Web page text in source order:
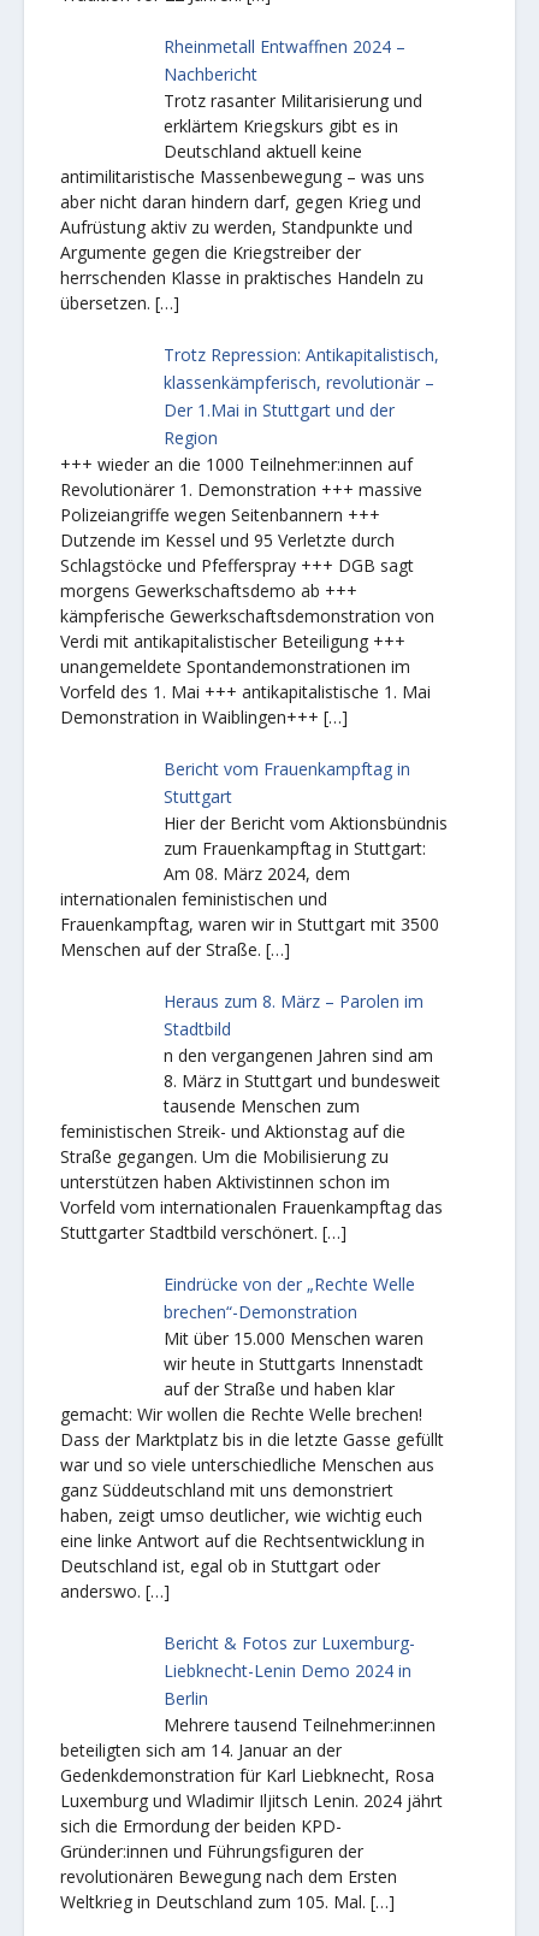
Rheinmetall Entwaffnen 2024 –
Nachbericht
Trotz rasanter Militarisierung und
erklärtem Kriegskurs gibt es in
Deutschland aktuell keine
antimilitaristische Massenbewegung – was uns
aber nicht daran hindern darf, gegen Krieg und
Aufrüstung aktiv zu werden, Standpunkte und
Argumente gegen die Kriegstreiber der
herrschenden Klasse in praktisches Handeln zu
übersetzen. […]
Trotz Repression: Antikapitalistisch,
klassenkämpferisch, revolutionär –
Der 1.Mai in Stuttgart und der
Region
+++ wieder an die 1000 Teilnehmer:innen auf
Revolutionärer 1. Demonstration +++ massive
Polizeiangriffe wegen Seitenbannern +++
Dutzende im Kessel und 95 Verletzte durch
Schlagstöcke und Pfefferspray +++ DGB sagt
morgens Gewerkschaftsdemo ab +++
kämpferische Gewerkschaftsdemonstration von
Verdi mit antikapitalistischer Beteiligung +++
unangemeldete Spontandemonstrationen im
Vorfeld des 1. Mai +++ antikapitalistische 1. Mai
Demonstration in Waiblingen+++ […]
Bericht vom Frauenkampftag in
Stuttgart
Hier der Bericht vom Aktionsbündnis
zum Frauenkampftag in Stuttgart:
Am 08. März 2024, dem
internationalen feministischen und
Frauenkampftag, waren wir in Stuttgart mit 3500
Menschen auf der Straße. […]
Heraus zum 8. März – Parolen im
Stadtbild
n den vergangenen Jahren sind am
8. März in Stuttgart und bundesweit
tausende Menschen zum
feministischen Streik- und Aktionstag auf die
Straße gegangen. Um die Mobilisierung zu
unterstützen haben Aktivistinnen schon im
Vorfeld vom internationalen Frauenkampftag das
Stuttgarter Stadtbild verschönert.[…]
Eindrücke von der „Rechte Welle
brechen“-Demonstration
Mit über 15.000 Menschen waren
wir heute in Stuttgarts Innenstadt
auf der Straße und haben klar
gemacht: Wir wollen die Rechte Welle brechen!
Dass der Marktplatz bis in die letzte Gasse gefüllt
war und so viele unterschiedliche Menschen aus
ganz Süddeutschland mit uns demonstriert
haben, zeigt umso deutlicher, wie wichtig euch
eine linke Antwort auf die Rechtsentwicklung in
Deutschland ist, egal ob in Stuttgart oder
anderswo. […]
Bericht & Fotos zur Luxemburg-
Liebknecht-Lenin Demo 2024 in
Berlin
Mehrere tausend Teilnehmer:innen
beteiligten sich am 14. Januar an der
Gedenkdemonstration für Karl Liebknecht, Rosa
Luxemburg und Wladimir Iljitsch Lenin. 2024 jährt
sich die Ermordung der beiden KPD-
Gründer:innen und Führungsfiguren der
revolutionären Bewegung nach dem Ersten
Weltkrieg in Deutschland zum 105. Mal. […]